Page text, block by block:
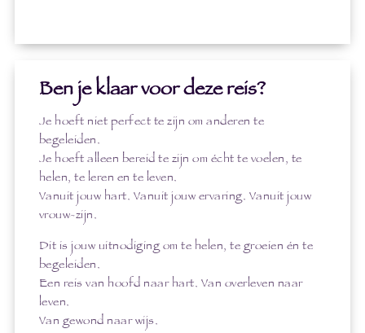
Ben je klaar voor deze reis?
Je hoeft niet perfect te zijn om anderen te
begeleiden.
Je hoeft alleen bereid te zijn om écht te voelen, te
helen, te leren en te leven.
Vanuit jouw hart. Vanuit jouw ervaring. Vanuit jouw
vrouw-zijn.
Dit is jouw uitnodiging om te helen, te groeien én te
begeleiden.
Een reis van hoofd naar hart. Van overleven naar
leven.
Van gewond naar wijs.